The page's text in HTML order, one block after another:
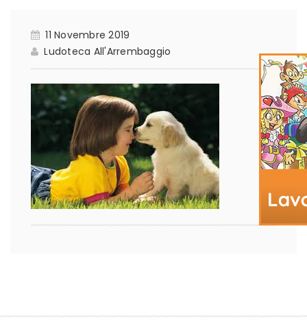
11 Novembre 2019
Ludoteca All'Arrembaggio